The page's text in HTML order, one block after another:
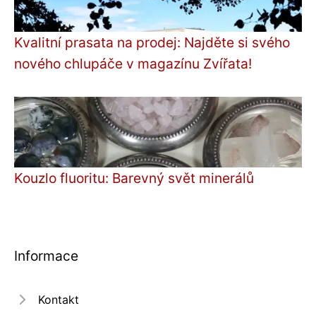
Kvalitní prasata na prodej: Najděte si svého
nového chlupáče v magazínu Zvířata!
Kouzlo fluoritu: Barevný svět minerálů
Informace
Kontakt